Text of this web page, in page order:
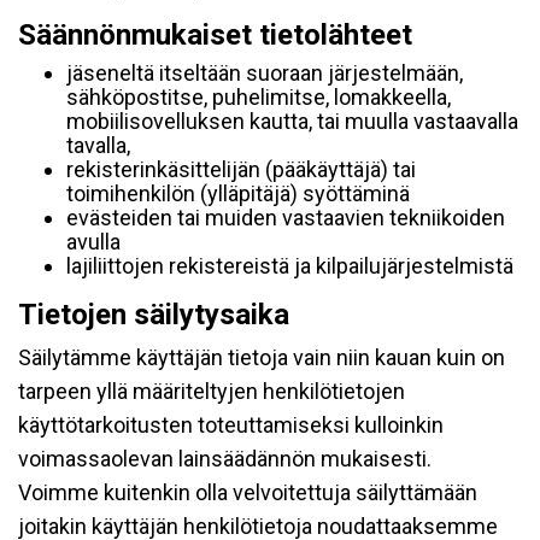
Säännönmukaiset tietolähteet
jäseneltä itseltään suoraan järjestelmään,
sähköpostitse, puhelimitse, lomakkeella,
mobiilisovelluksen kautta, tai muulla vastaavalla
tavalla,
rekisterinkäsittelijän (pääkäyttäjä) tai
toimihenkilön (ylläpitäjä) syöttäminä
evästeiden tai muiden vastaavien tekniikoiden
avulla
lajiliittojen rekistereistä ja kilpailujärjestelmistä
Tietojen säilytysaika
Säilytämme käyttäjän tietoja vain niin kauan kuin on
tarpeen yllä määriteltyjen henkilötietojen
käyttötarkoitusten toteuttamiseksi kulloinkin
voimassaolevan lainsäädännön mukaisesti.
Voimme kuitenkin olla velvoitettuja säilyttämään
joitakin käyttäjän henkilötietoja noudattaaksemme